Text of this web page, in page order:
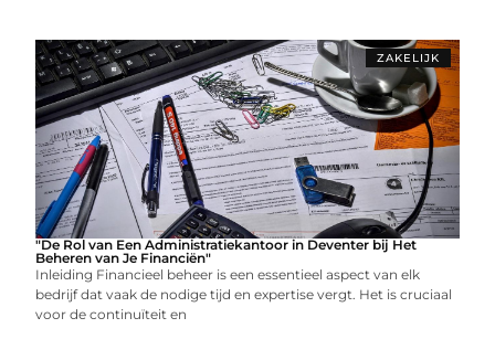
ZAKELIJK
"De Rol van Een Administratiekantoor in Deventer bij Het
Beheren van Je Financiën"
Inleiding Financieel beheer is een essentieel aspect van elk
bedrijf dat vaak de nodige tijd en expertise vergt. Het is cruciaal
voor de continuïteit en